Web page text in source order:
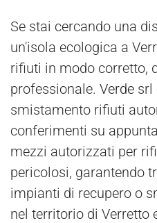
Se stai cercando una
un'isola ecologica a
rifiuti in modo corretto,
professionale. Verde srl
smistamento rifiuti
conferimenti su
mezzi autorizzati per
pericolosi, garantendo
impianti di recupero o
nel territorio di Verretto